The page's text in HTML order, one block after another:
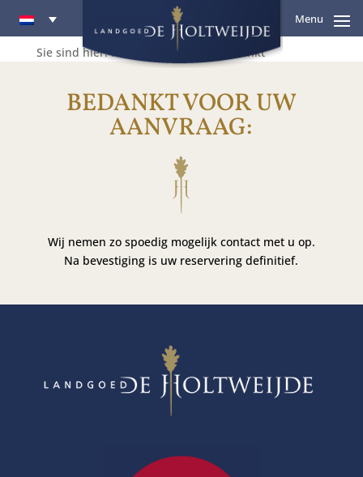
Menu
Sie sind hier:Home De Bosuil Bedankt
BEDANKT VOOR UW
AANVRAAG:
Wij nemen zo spoedig mogelijk contact met u op.
Na bevestiging is uw reservering definitief.